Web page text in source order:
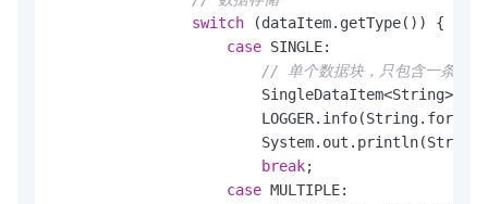
switch (dataItem.getType()) {
case SINGLE:
// 单个数据块，只包含一条数据
SingleDataItem<String>
                        LOGGER.info(String.format(
break;
case MULTIPLE: